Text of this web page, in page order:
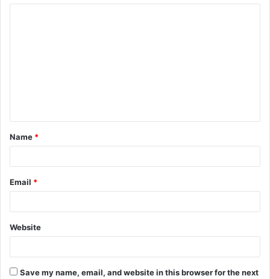
Name *
Email *
Website
Save my name, email, and website in this browser for the next